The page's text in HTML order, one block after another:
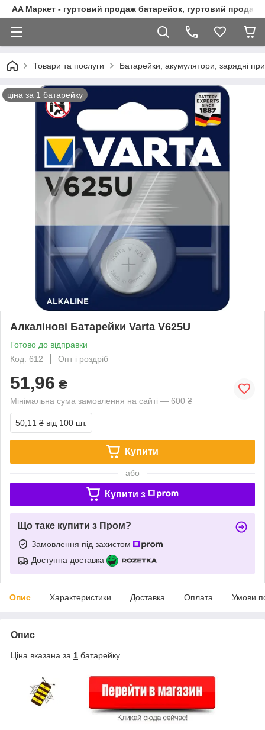
AA Маркет - гуртовий продаж батарейок, гуртовий продаж
Товари та послуги Батарейки, акумулятори, зарядні
ціна за 1 батарейку
Алкалінові Батарейки Varta V625U
Готово до відправки
Код: 612
Опт і роздріб
51,96 ₴
Мінімальна сума замовлення на сайті — 600 ₴
50,11 ₴ від 100 шт.
Купити
або
Купити з
Що таке купити з Пром?
Замовлення під захистом
Доступна доставка
Опис Характеристики Доставка Оплата Умови
Опис
Ціна вказана за 1 батарейку.